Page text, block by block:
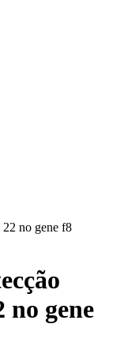
no gene f8
no gene